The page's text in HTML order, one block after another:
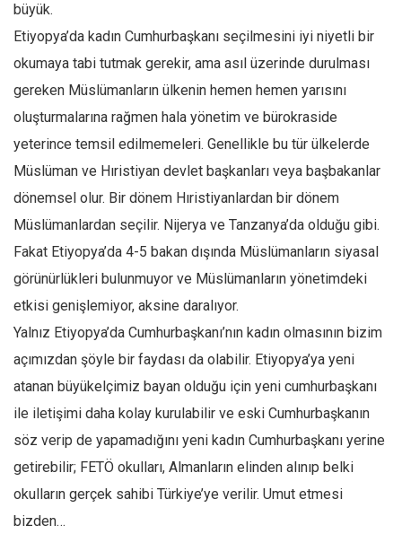
büyük.
Etiyopya’da kadın Cumhurbaşkanı seçilmesini iyi niyetli bir
okumaya tabi tutmak gerekir, ama asıl üzerinde durulması
gereken Müslümanların ülkenin hemen hemen yarısını
oluşturmalarına rağmen hala yönetim ve bürokraside
yeterince temsil edilmemeleri. Genellikle bu tür ülkelerde
Müslüman ve Hıristiyan devlet başkanları veya başbakanlar
dönemsel olur. Bir dönem Hıristiyanlardan bir dönem
Müslümanlardan seçilir. Nijerya ve Tanzanya’da olduğu gibi.
Fakat Etiyopya’da 4-5 bakan dışında Müslümanların siyasal
görünürlükleri bulunmuyor ve Müslümanların yönetimdeki
etkisi genişlemiyor, aksine daralıyor.
Yalnız Etiyopya’da Cumhurbaşkanı’nın kadın olmasının bizim
açımızdan şöyle bir faydası da olabilir. Etiyopya’ya yeni
atanan büyükelçimiz bayan olduğu için yeni cumhurbaşkanı
ile iletişimi daha kolay kurulabilir ve eski Cumhurbaşkanın
söz verip de yapamadığını yeni kadın Cumhurbaşkanı yerine
getirebilir; FETÖ okulları, Almanların elinden alınıp belki
okulların gerçek sahibi Türkiye’ye verilir. Umut etmesi
bizden…